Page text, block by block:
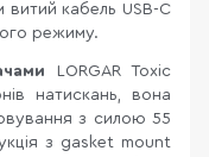
витий кабель USB-C
режиму.
LORGAR Toxic
натискань, вона
з силою 55
з gasket mount